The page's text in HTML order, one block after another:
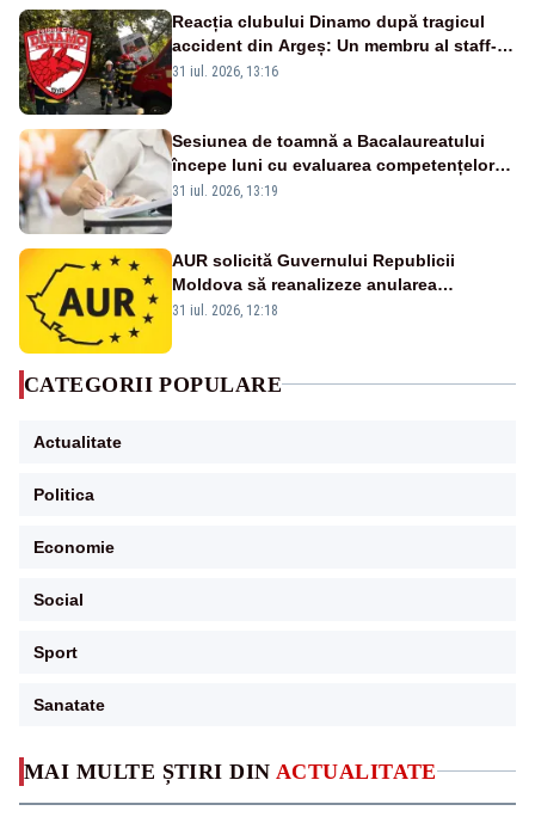
MAI MULTE ȘTIRI DIN ACTUALITATE
Reacția clubului Dinamo după tragicul
accident din Argeș: Un membru al staff-
ului medical a murit, antrenorul Adrian
31 iul. 2026, 13:16
Sesiunea de toamnă a Bacalaureatului
începe luni cu evaluarea competențelor
orale la Limba română
31 iul. 2026, 13:19
AUR solicită Guvernului Republicii
Moldova să reanalizeze anularea
concertului de Ziua Limbii Române
31 iul. 2026, 12:18
CATEGORII POPULARE
Actualitate
Politica
Economie
Social
Sport
Sanatate